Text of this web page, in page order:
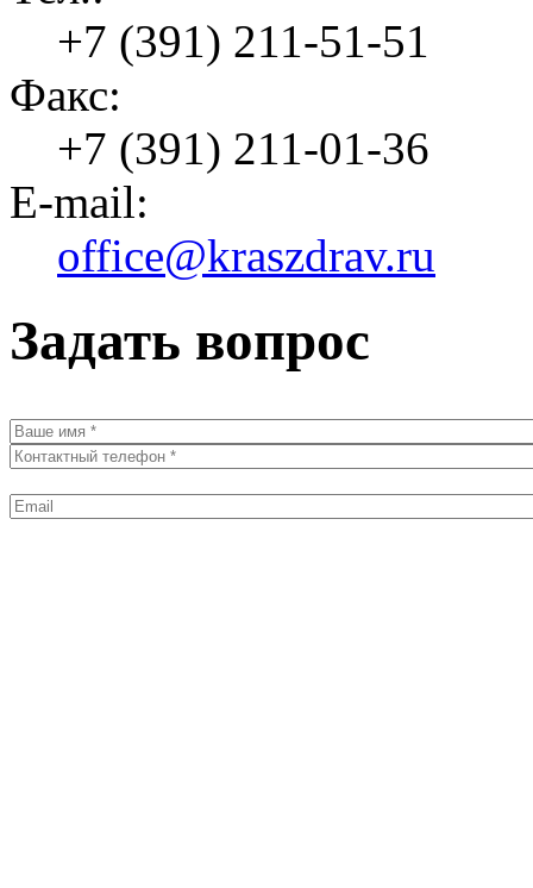
+7 (391) 211-51-51
Факс:
+7 (391) 211-01-36
E-mail:
office@kraszdrav.ru
Задать вопрос